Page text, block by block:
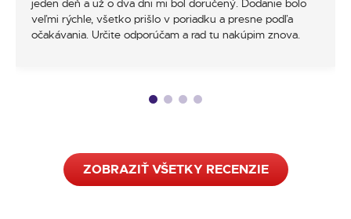
jeden deň a už o dva dni mi bol doručený. Dodanie bolo
veľmi rýchle, všetko prišlo v poriadku a presne podľa
očakávania. Určite odporúčam a rad tu nakúpim znova.
ZOBRAZIŤ VŠETKY RECENZIE